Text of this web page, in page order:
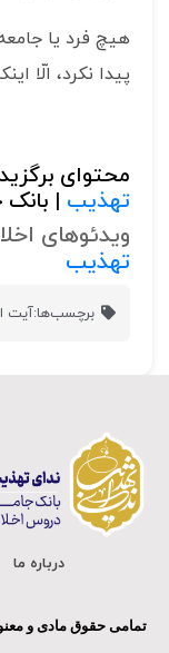
هیچ فرد یا
پیدا نکرد، الّا
محتوای
تهذیب |
ویدئوهای
تهذیب
برچسب‌ها:آیت
درباره ما
تمامی حقوق مادی و